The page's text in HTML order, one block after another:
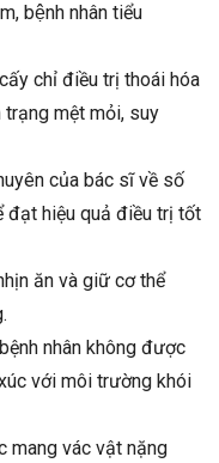
bệnh nhân tiểu
chỉ điều trị thoái hóa
mệt mỏi, suy
của bác sĩ về số
đạt hiệu quả điều trị tốt
ăn và giữ cơ thể
nhân không được
với môi trường khói
mang vác vật nặng